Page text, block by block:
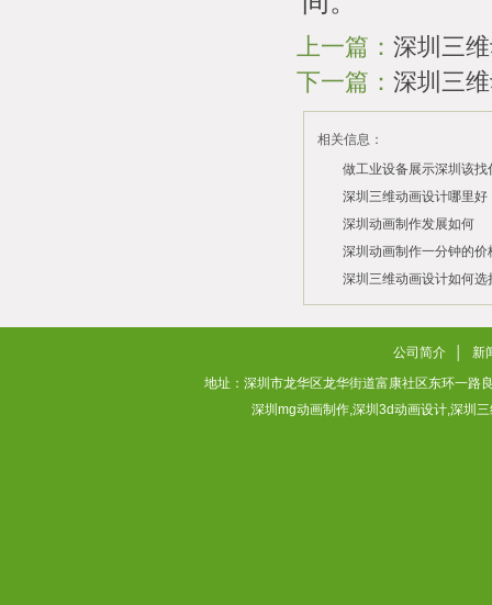
上一篇： 深圳三
下一篇： 深圳三
相关信息：
做工业设备展示深圳该
司？
2026/07/21
深圳三维动画设计哪里好
2026/03/10
深圳动画制作发展如何
2026/03/03
深圳动画制作一分钟的价
2026/02/28
深圳三维动画设计如何选
2026/02/02
公司简介
新
地址：深圳市龙华区龙华街道富康社区东环一
深圳mg动画制作,深圳3d动画设计,深圳